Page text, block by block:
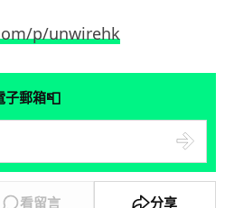
p/unwirehk
子郵箱📮
看留言 分享